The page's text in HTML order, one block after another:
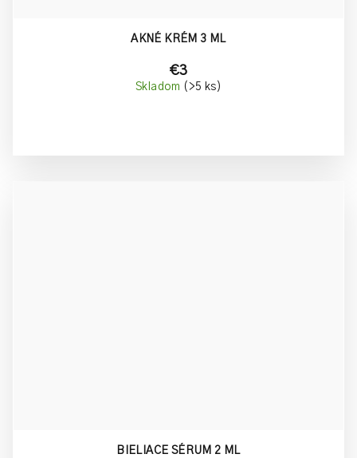
AKNÉ KRÉM 3 ML
€3
Skladom (>5 ks)
BIELIACE SÉRUM 2 ML